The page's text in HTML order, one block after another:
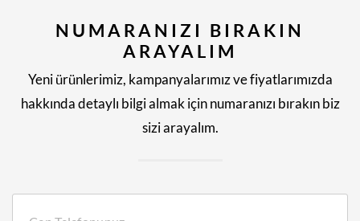
NUMARANIZI BIRAKIN
ARAYALIM
Yeni ürünlerimiz, kampanyalarımız ve fiyatlarımızda
hakkında detaylı bilgi almak için numaranızı bırakın biz
sizi arayalım.